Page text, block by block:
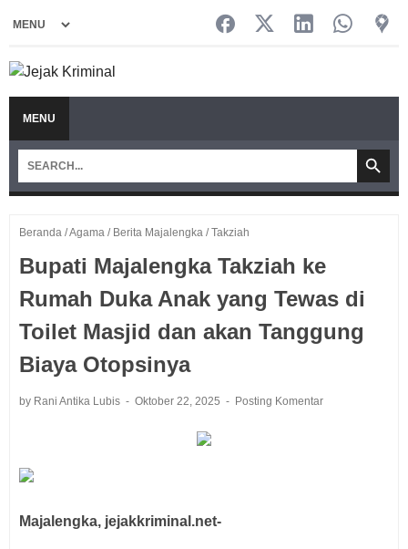
MENU
Beranda /Agama / Berita Majalengka /Takziah
Bupati Majalengka Takziah ke
Rumah Duka Anak yang Tewas di
Toilet Masjid dan akan Tanggung
Biaya Otopsinya
by Rani Antika Lubis Oktober 22, 2025 Posting Komentar
Majalengka, jejakkriminal.net-